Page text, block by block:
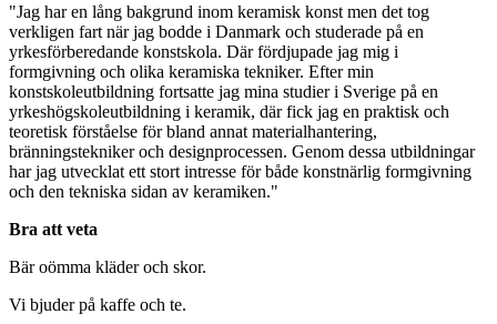
"Jag har en lång bakgrund inom keramisk konst men det tog
verkligen fart när jag bodde i Danmark och studerade på en
yrkesförberedande konstskola. Där fördjupade jag mig i
formgivning och olika keramiska tekniker. Efter min
konstskoleutbildning fortsatte jag mina studier i Sverige på en
yrkeshögskoleutbildning i keramik, där fick jag en praktisk och
teoretisk förståelse för bland annat materialhantering,
bränningstekniker och designprocessen. Genom dessa utbildningar
har jag utvecklat ett stort intresse för både konstnärlig formgivning
och den tekniska sidan av keramiken."
Bra att veta
Bär oömma kläder och skor.
Vi bjuder på kaffe och te.